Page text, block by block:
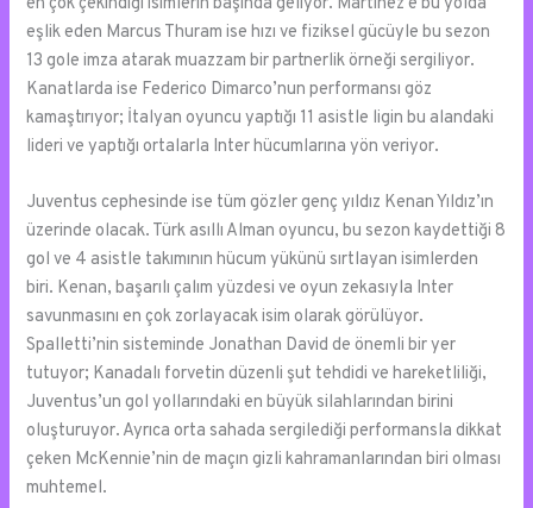
eşlik eden Marcus Thuram ise hızı ve fiziksel gücüyle bu sezon
13 gole imza atarak muazzam bir partnerlik örneği sergiliyor.
Kanatlarda ise Federico Dimarco’nun performansı göz
kamaştırıyor; İtalyan oyuncu yaptığı 11 asistle ligin bu alandaki
lideri ve yaptığı ortalarla Inter hücumlarına yön veriyor.
Juventus cephesinde ise tüm gözler genç yıldız Kenan Yıldız’ın
üzerinde olacak. Türk asıllı Alman oyuncu, bu sezon kaydettiği 8
gol ve 4 asistle takımının hücum yükünü sırtlayan isimlerden
biri. Kenan, başarılı çalım yüzdesi ve oyun zekasıyla Inter
savunmasını en çok zorlayacak isim olarak görülüyor.
Spalletti’nin sisteminde Jonathan David de önemli bir yer
tutuyor; Kanadalı forvetin düzenli şut tehdidi ve hareketliliği,
Juventus’un gol yollarındaki en büyük silahlarından birini
oluşturuyor. Ayrıca orta sahada sergilediği performansla dikkat
çeken McKennie’nin de maçın gizli kahramanlarından biri olması
muhtemel.